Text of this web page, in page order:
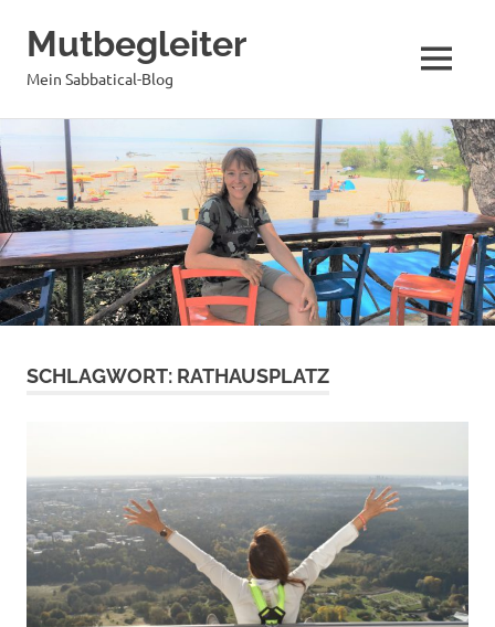
Inhalt
springen
Mutbegleiter
Mein Sabbatical-Blog MENÜ
SCHLAGWORT: RATHAUSPLATZ